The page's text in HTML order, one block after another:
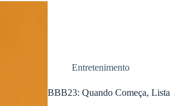
Entretenimento
BBB23: Quando Começa,